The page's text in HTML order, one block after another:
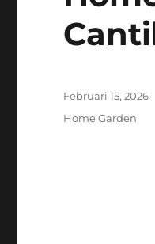
Posted
Februari 15, 2026
Categories
Home Garden